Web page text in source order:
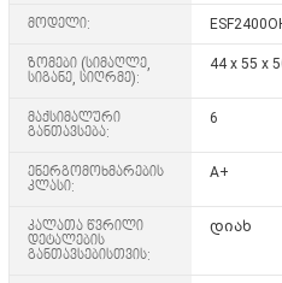
მოდელი:
ზომები (სიმაღლე,
სიგანე, სიღრმე):
44 x 55 x
მაქსიმალური
განთავსება:
6
ენერგომოხმარების
კლასი:
A+
კალათა წვრილი
დეტალების
განთავსებისთვის:
დიახ